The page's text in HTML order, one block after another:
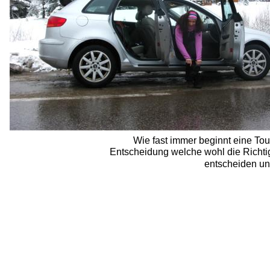
Wie fast immer beginnt eine
Entscheidung welche wohl die
entscheiden